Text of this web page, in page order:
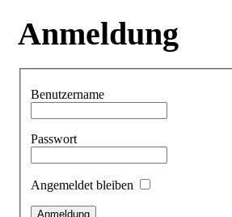
Anmeldung
Benutzername
Passwort
Angemeldet bleiben